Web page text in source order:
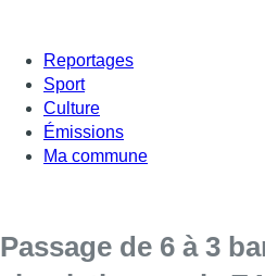
Reportages
Sport
Culture
Émissions
Ma commune
Passage de 6 à 3